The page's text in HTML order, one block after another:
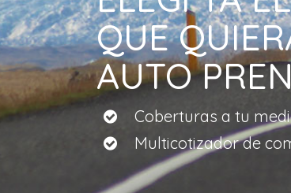
QUE
AUTO
Coberturas a tu
Multicotizador de